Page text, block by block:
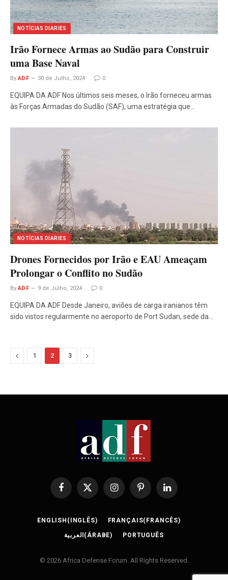
NOTÍCIAS DIARIES
Irão Fornece Armas ao Sudão para Construir
uma Base Naval
By ADF 30 de Julho, 2024 0
EQUIPA DA ADF Nos últimos seis meses, o Irão forneceu armas
às Forças Armadas do Sudão (SAF), uma estratégia que…
NOTÍCIAS DIARIES
Drones Fornecidos por Irão e EAU Ameaçam
Prolongar o Conflito no Sudão
By ADF 9 de Julho, 2024 0
EQUIPA DA ADF Desde Janeiro, aviões de carga iranianos têm
sido vistos regularmente no aeroporto de Port Sudan, sede da…
Previous
1 2 3 Next
Facebook
X
InstagramPinterestLinkedIn
ENGLISH ( INGLÊS) FRANÇAIS( FRANCÊS)
العربية (ÁRABE) PORTUGUÊS
© 2026 Africa Defense Forum. All Rights Reserved.